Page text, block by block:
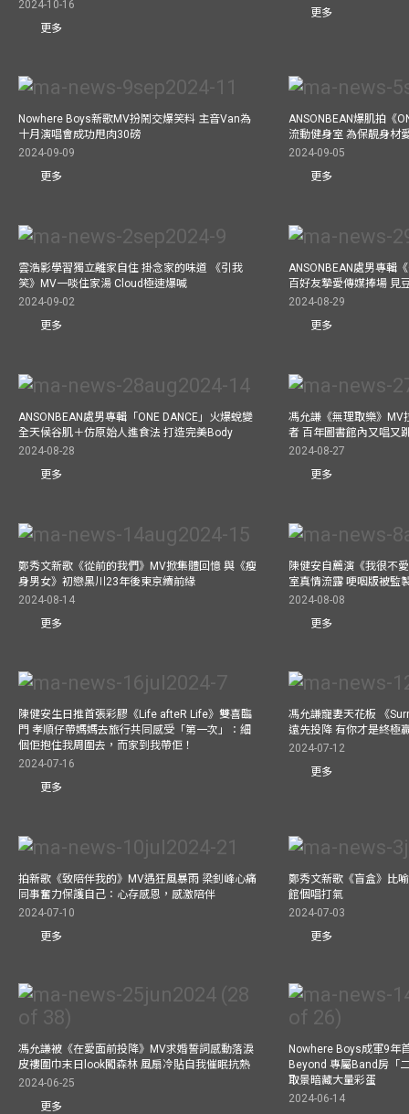
2024-10-16
更多
更多
Nowhere Boys新歌MV扮鬧交爆笑料 主音Van為
十月演唱會成功甩肉30磅
2024-09-09
更多
ANSONBEAN爆肌拍《
流動健身室 為保靚身材
2024-09-05
更多
雲浩影學習獨立離家自住 掛念家的味道 《引我
笑》MV一啖住家湯 Cloud極速爆喊
2024-09-02
更多
ANSONBEAN處男專輯
百好友摯愛傳媒捧場 見
2024-08-29
更多
ANSONBEAN處男專輯「ONE DANCE」火爆蛻變
全天候谷肌＋仿原始人進食法 打造完美Body
2024-08-28
更多
馮允謙《無理取樂》MV
者 百年圖書館內又唱又
2024-08-27
更多
鄭秀文新歌《從前的我們》MV掀集體回憶 與《瘦
身男女》初戀黑川23年後東京續前緣
2024-08-14
更多
陳健安自薦演《我很不
室真情流露 哽咽版被監
2024-08-08
更多
陳健安生日推首張彩膠《Life afteR Life》雙喜臨
門 孝順仔帶媽媽去旅行共同感受「第一次」：細
個佢抱住我周圍去，而家到我帶佢！
2024-07-16
更多
馮允謙寵妻天花板 《
遠先投降 有你才是終極
2024-07-12
更多
拍新歌《致陪伴我的》MV遇狂風暴雨 梁釗峰心痛
同事奮力保護自己：心存感恩，感激陪伴
2024-07-10
更多
鄭秀文新歌《盲盒》比
館個唱打氣
2024-07-03
更多
馮允謙被《在愛面前投降》MV求婚誓詞感動落淚
皮褸圍巾末日look闖森林 風扇冷貼自我催眠抗熱
2024-06-25
更多
Nowhere Boys成軍9年
Beyond 專屬Band房「
取景暗藏大量彩蛋
2024-06-14